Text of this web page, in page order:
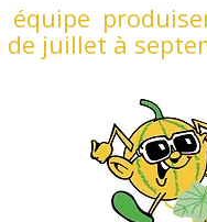
de juillet à